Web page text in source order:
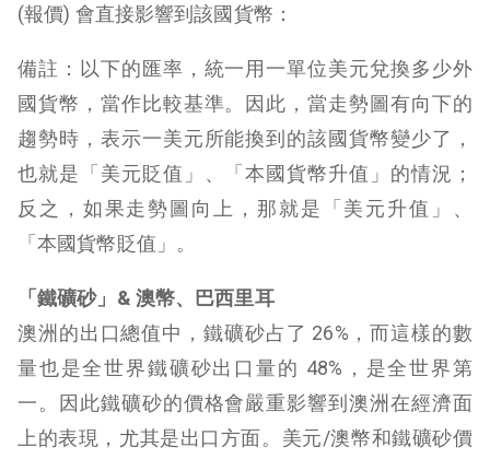
(報價) 會直接影響到該國貨幣：
備註：以下的匯率，統一用一單位美元兌換多少外
國貨幣，當作比較基準。因此，當走勢圖有向下的
趨勢時，表示一美元所能換到的該國貨幣變少了，
也就是「美元貶值」、「本國貨幣升值」的情況；
反之，如果走勢圖向上，那就是「美元升值」、
「本國貨幣貶值」。
「鐵礦砂」& 澳幣、巴西里耳
澳洲的出口總值中，鐵礦砂占了 26%，而這樣的數
量也是全世界鐵礦砂出口量的 48%，是全世界第
一。因此鐵礦砂的價格會嚴重影響到澳洲在經濟面
上的表現，尤其是出口方面。美元/澳幣和鐵礦砂價